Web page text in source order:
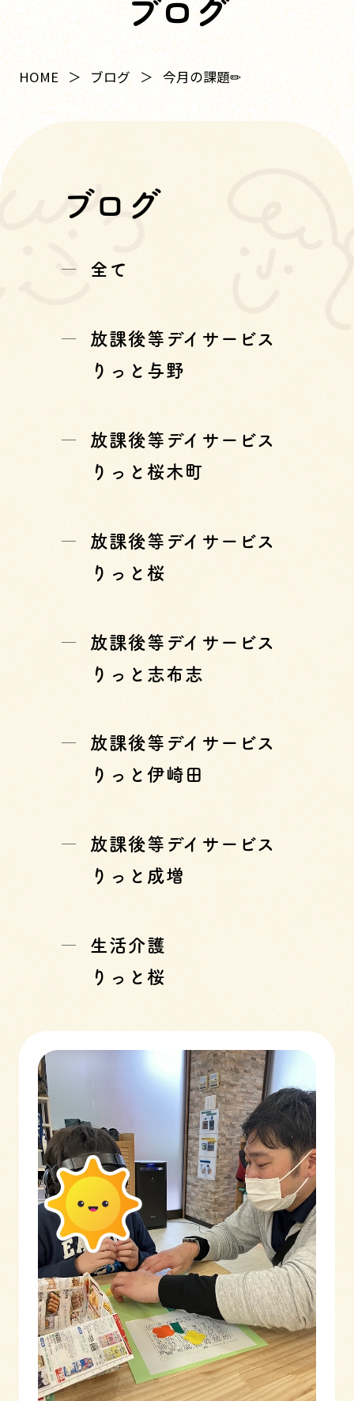
ブログ
HOME ブログ 今月の課題✏
ブログ
全て
放課後等デイサービス
りっと与野
放課後等デイサービス
りっと桜木町
放課後等デイサービス
りっと桜
放課後等デイサービス
りっと志布志
放課後等デイサービス
りっと伊崎田
放課後等デイサービス
りっと成増
生活介護
りっと桜